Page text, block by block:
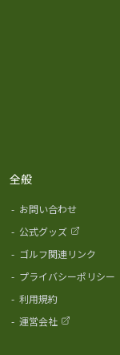
全般
- お問い合わせ
- 公式グッズ
- ゴルフ関連リンク
- プライバシーポリシー
- 利用規約
- 運営会社